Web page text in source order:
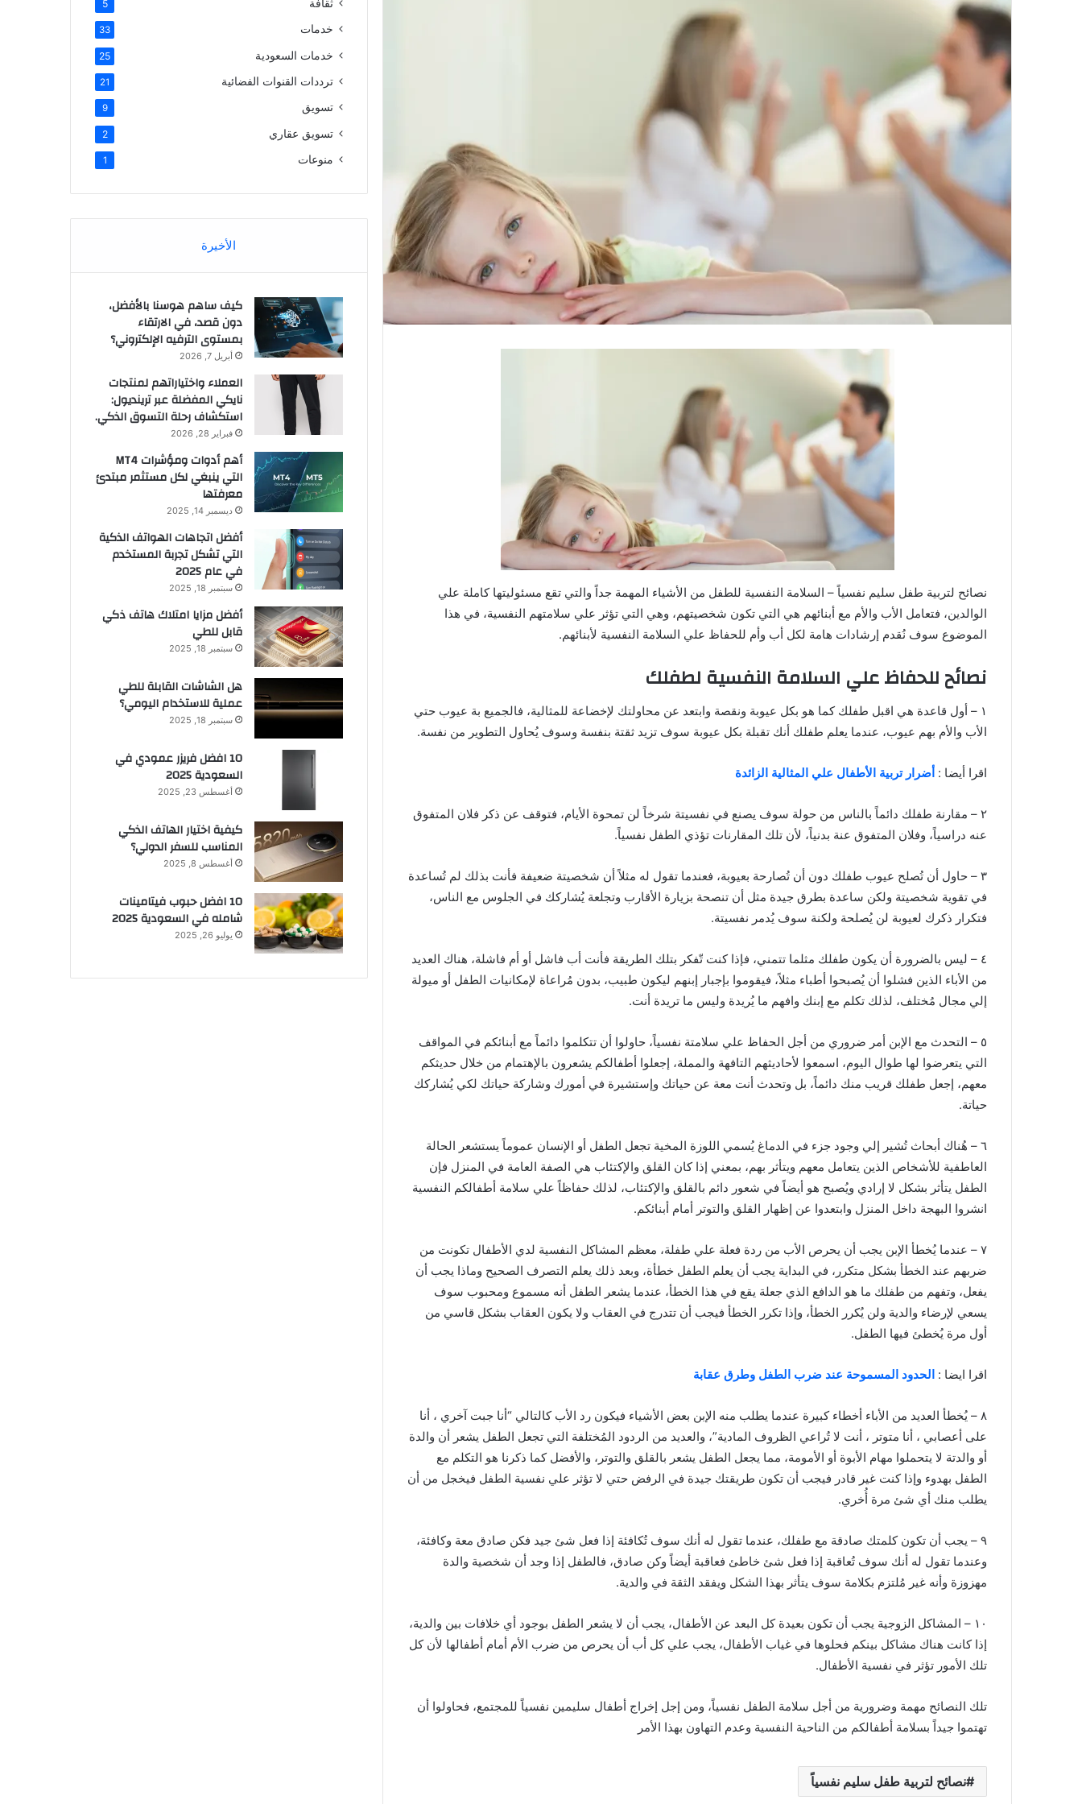
نصائح لتربية طفل سليم نفسياً – السلامة النفسية للطفل من الأشياء المهمة جداً والتي تقع مسئوليتها كاملة علي
الوالدين، فتعامل الأب والأم مع أبنائهم هي التي تكون شخصيتهم، وهي التي تؤثر علي سلامتهم النفسية، في هذا
الموضوع سوف نُقدم إرشادات هامة لكل أب وأم للحفاظ علي السلامة النفسية لأبنائهم.
نصائح للحفاظ علي السلامة النفسية لطفلك
١ – أول قاعدة هي اقبل طفلك كما هو بكل عيوبة ونقصة وابتعد عن محاولتك لإخضاعة للمثالية، فالجميع بة عيوب حتي
الأب والأم بهم عيوب، عندما يعلم طفلك أنك تقبلة بكل عيوبة سوف تزيد ثقتة بنفسة وسوف يُحاول التطوير من نفسة.
اقرا أيضا : أضرار تربية الأطفال علي المثالية الزائدة
٢ – مقارنة طفلك دائماً بالناس من حولة سوف يصنع في نفسيتة شرخاً لن تمحوة الأيام، فتوقف عن ذكر فلان المتفوق
عنه دراسياً، وفلان المتفوق عنة بدنياً، لأن تلك المقارنات تؤذي الطفل نفسياً.
٣ – حاول أن تُصلح عيوب طفلك دون أن تُصارحة بعيوبة، فعندما تقول له مثلاً أن شخصيتة ضعيفة فأنت بذلك لم تُساعدة
في تقوية شخصيتة ولكن ساعدة بطرق جيدة مثل أن تنصحة بزيارة الأقارب وتجلعة يُشاركك في الجلوس مع الناس،
فتكرار ذكرك لعيوبة لن يُصلحة ولكنة سوف يُدمر نفسيتة.
٤ – ليس بالضرورة أن يكون طفلك مثلما تتمني، فإذا كنت تّفكر بتلك الطريقة فأنت أب فاشل أو أم فاشلة، هناك العديد
من الأباء الذين فشلوا أن يُصبحوا أطباء مثلاً، فيقوموا بإجبار إبنهم ليكون طبيب، بدون مُراعاة لإمكانيات الطفل أو ميولة
إلي مجال مُختلف، لذلك تكلم مع إبنك وافهم ما يُريدة وليس ما تريدة أنت.
٥ – التحدث مع الإبن أمر ضروري من أجل الحفاظ علي سلامتة نفسياً، حاولوا أن تتكلموا دائماً مع أبنائكم في المواقف
التي يتعرضوا لها طوال اليوم، اسمعوا لأحاديثهم التافهة والمملة، إجعلوا أطفالكم يشعرون بالإهتمام من خلال حديثكم
معهم، إجعل طفلك قريب منك دائماً، بل وتحدث أنت معة عن حياتك وإستشيرة في أمورك وشاركة حياتك لكي يُشاركك
حياتة.
٦ – هُناك أبحاث تُشير إلي وجود جزء في الدماغ يُسمي اللوزة المخية تجعل الطفل أو الإنسان عموماً يستشعر الحالة
العاطفية للأشخاص الذين يتعامل معهم ويتأثر بهم، بمعني إذا كان القلق والإكتئاب هي الصفة العامة في المنزل فإن
الطفل يتأثر بشكل لا إرادي ويُصبح هو أيضاً في شعور دائم بالقلق والإكتئاب، لذلك حفاظاً علي سلامة أطفالكم النفسية
انشروا البهجة داخل المنزل وابتعدوا عن إظهار القلق والتوتر أمام أبنائكم.
٧ – عندما يُخطأ الإبن يجب أن يحرص الأب من ردة فعلة علي طفلة، معظم المشاكل النفسية لدي الأطفال تكونت من
ضربهم عند الخطأ بشكل متكرر، في البداية يجب أن يعلم الطفل خطأة، وبعد ذلك يعلم التصرف الصحيح وماذا يجب أن
يفعل، وتفهم من طفلك ما هو الدافع الذي جعلة يقع في هذا الخطأ، عندما يشعر الطفل أنه مسموع ومحبوب سوف
يسعي لإرضاء والدية ولن يُكرر الخطأ، وإذا تكرر الخطأ فيجب أن تتدرج في العقاب ولا يكون العقاب بشكل قاسي من
أول مرة يُخطئ فيها الطفل.
اقرا ايضا : الحدود المسموحة عند ضرب الطفل وطرق عقابة
٨ – يُخطأ العديد من الأباء أخطاء كبيرة عندما يطلب منه الإبن بعض الأشياء فيكون رد الأب كالتالي “أنا جبت آخري ، أنا
على أعصابي ، أنا متوتر ، أنت لا تُراعي الظروف المادية”، والعديد من الردود المُختلفة التي تجعل الطفل يشعر أن والدة
أو والدتة لا يتحملوا مهام الأبوة أو الأمومة، مما يجعل الطفل يشعر بالقلق والتوتر، والأفضل كما ذكرنا هو التكلم مع
الطفل بهدوء وإذا كنت غير قادر فيجب أن تكون طريقتك جيدة في الرفض حتي لا تؤثر علي نفسية الطفل فيخجل من أن
يطلب منك أي شئ مرة أُخري.
٩ – يجب أن تكون كلمتك صادقة مع طفلك، عندما تقول له أنك سوف تُكافئة إذا فعل شئ جيد فكن صادق معة وكافئة،
وعندما تقول له أنك سوف تُعاقبة إذا فعل شئ خاطئ فعاقبة أيضاً وكن صادق، فالطفل إذا وجد أن شخصية والدة
مهزوزة وأنه غير مُلتزم بكلامة سوف يتأثر بهذا الشكل ويفقد الثقة في والدية.
١٠ – المشاكل الزوجية يجب أن تكون بعيدة كل البعد عن الأطفال، يجب أن لا يشعر الطفل بوجود أي خلافات بين والدية،
إذا كانت هناك مشاكل بينكم فحلوها في غياب الأطفال، يجب علي كل أب أن يحرص من ضرب الأم أمام أطفالها لأن كل
تلك الأمور تؤثر في نفسية الأطفال.
تلك النصائح مهمة وضرورية من أجل سلامة الطفل نفسياً، ومن إجل إخراج أطفال سليمين نفسياً للمجتمع، فحاولوا أن
تهتموا جيداً بسلامة أطفالكم من الناحية النفسية وعدم التهاون بهذا الأمر
نصائح لتربية طفل سليم نفسياً
ثقافة 5
خدمات 33
خدمات السعودية 25
ترددات القنوات الفضائية 21
تسويق 9
تسويق عقاري 2
منوعات 1
الأخيرة
كيف ساهم هوسنا بالأفضل،
دون قصد، في الارتقاء
بمستوى الترفيه الإلكتروني؟
أبريل 7, 2026
العملاء واختياراتهم لمنتجات
نايكي المفضلة عبر ترينديول:
استكشاف رحلة التسوق الذكي.
فبراير 28, 2026
أهم أدوات ومؤشرات MT4
التي ينبغي لكل مستثمر مبتدئ
معرفتها
ديسمبر 14, 2025
أفضل اتجاهات الهواتف الذكية
التي تشكل تجربة المستخدم
في عام 2025
سبتمبر 18, 2025
أفضل مزايا امتلاك هاتف ذكي
قابل للطي
سبتمبر 18, 2025
هل الشاشات القابلة للطي
عملية للاستخدام اليومي؟
سبتمبر 18, 2025
10 افضل فريزر عمودي​ في
السعودية​ 2025
أغسطس 23, 2025
كيفية اختيار الهاتف الذكي
المناسب للسفر الدولي؟
أغسطس 8, 2025
10 افضل حبوب فيتامينات
شامله​ في السعودية 2025
يوليو 26, 2025